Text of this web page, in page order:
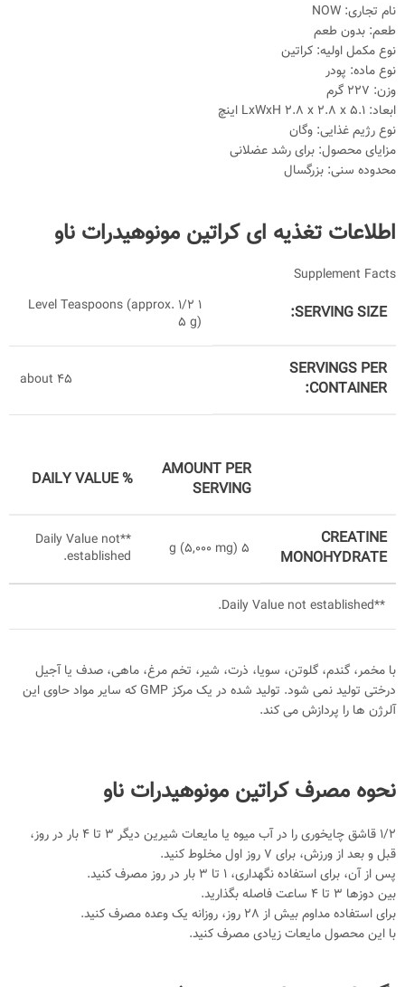
نام تجاری: NOW
طعم: بدون طعم
نوع مکمل اولیه: کراتین
نوع ماده: پودر
وزن: 227 گرم
ابعاد: LxWxH 2.8 x 2.8 x 5.1 اینچ
نوع رژیم غذایی: وگان
مزایای محصول: برای رشد عضلانی
محدوده سنی: بزرگسال
اطلاعات تغذیه ای کراتین مونوهیدرات ناو
Supplement Facts
SERVING SIZE:
1 1/2 Level Teaspoons (approx.
5 g)
SERVINGS PER
CONTAINER:
about 45
AMOUNT PER
SERVING
% DAILY VALUE
CREATINE
MONOHYDRATE
5 g (5,000 mg)
**
Daily Value not
established.
**
Daily Value not established.
با مخمر، گندم، گلوتن، سویا، ذرت، شیر، تخم مرغ، ماهی، صدف یا آجیل
درختی تولید نمی شود. تولید شده در یک مرکز GMP که سایر مواد حاوی این
آلرژن ها را پردازش می کند.
نحوه مصرف کراتین مونوهیدرات ناو
1/2 قاشق چایخوری را در آب میوه یا مایعات شیرین دیگر 3 تا 4 بار در روز،
قبل و بعد از ورزش، برای 7 روز اول مخلوط کنید.
پس از آن، برای استفاده نگهداری، 1 تا 3 بار در روز مصرف کنید.
بین دوزها 3 تا 4 ساعت فاصله بگذارید.
برای استفاده مداوم بیش از 28 روز، روزانه یک وعده مصرف کنید.
با این محصول مایعات زیادی مصرف کنید.